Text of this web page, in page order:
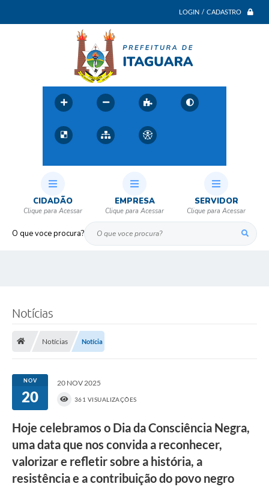
LOGIN / CADASTRO
O que voce procura?
CIDADÃO EMPRESA SERVIDOR
Notícias
Notícias Notícia
NOV
20
20 NOV 2025
361 VISUALIZAÇÕES
Hoje celebramos o Dia da Consciência Negra,
uma data que nos convida a reconhecer,
valorizar e refletir sobre a história, a
resistência e a contribuição do povo negro